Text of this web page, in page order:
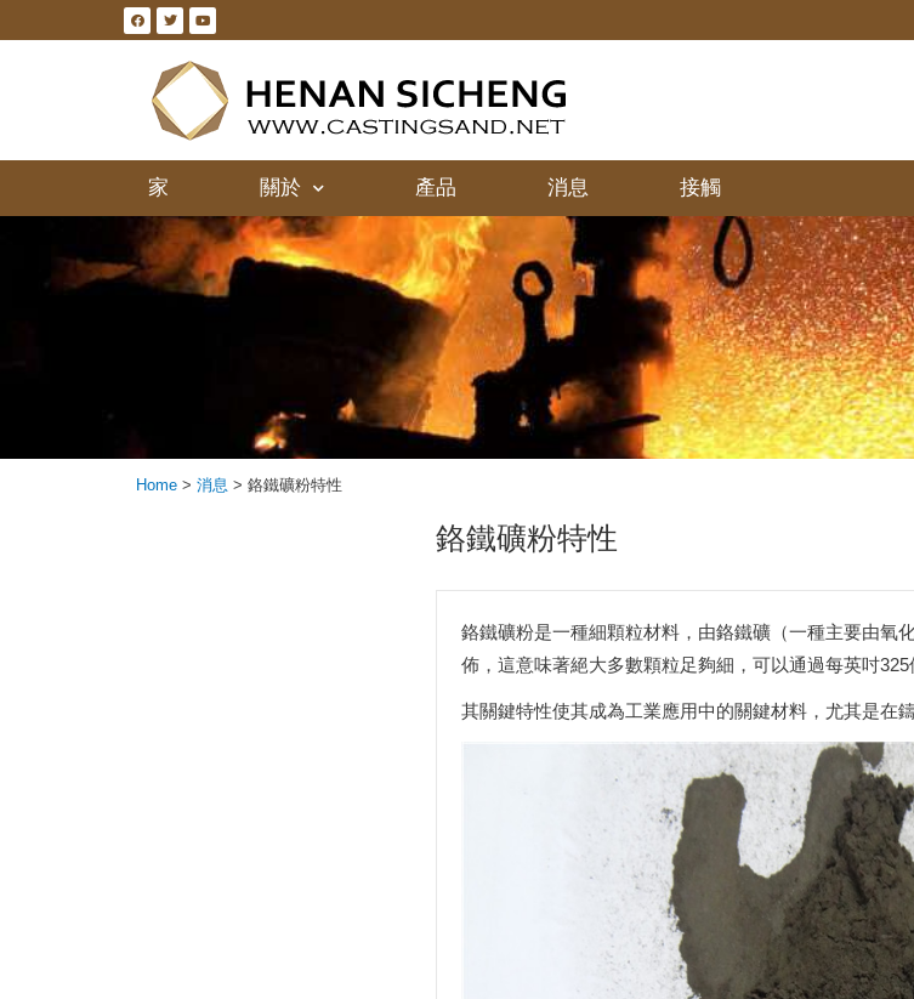
家 關於 產品 消息 接觸
Home > 消息 > 鉻鐵礦粉特性
鉻鐵礦粉特性
鉻鐵礦粉是一種細顆粒材料，由鉻鐵礦（一種主要由氧
佈，這意味著絕大多數顆粒足夠細，可以通過每英吋
其關鍵特性使其成為工業應用中的關鍵材料，尤其是在